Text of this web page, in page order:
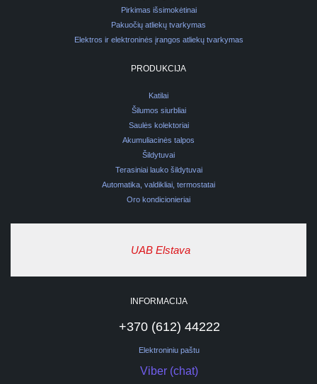
Pirkimas išsimokėtinai
Pakuočių atliekų tvarkymas
Elektros ir elektroninės įrangos atliekų tvarkymas
PRODUKCIJA
Katilai
Šilumos siurbliai
Saulės kolektoriai
Akumuliacinės talpos
Šildytuvai
Terasiniai lauko šildytuvai
Automatika, valdikliai, termostatai
Oro kondicionieriai
UAB Elstava
INFORMACIJA
+370 (612) 44222
Elektroniniu paštu
Viber (chat)